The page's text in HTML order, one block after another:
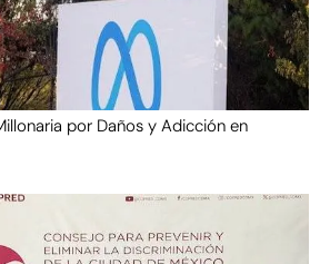
por Daños y Adicción en